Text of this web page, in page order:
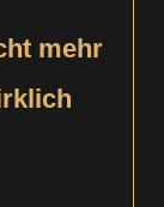
mehr